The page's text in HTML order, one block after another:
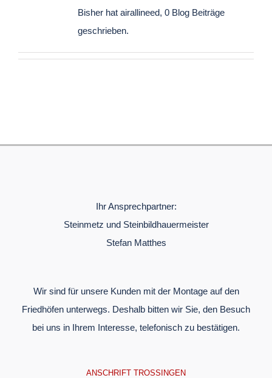
Bisher hat airallineed, 0 Blog Beiträge
geschrieben.
Ihr Ansprechpartner:
Steinmetz und Steinbildhauermeister
Stefan Matthes
Wir sind für unsere Kunden mit der Montage auf den
Friedhöfen unterwegs. Deshalb bitten wir Sie, den Besuch
bei uns in Ihrem Interesse, telefonisch zu bestätigen.
ANSCHRIFT TROSSINGEN